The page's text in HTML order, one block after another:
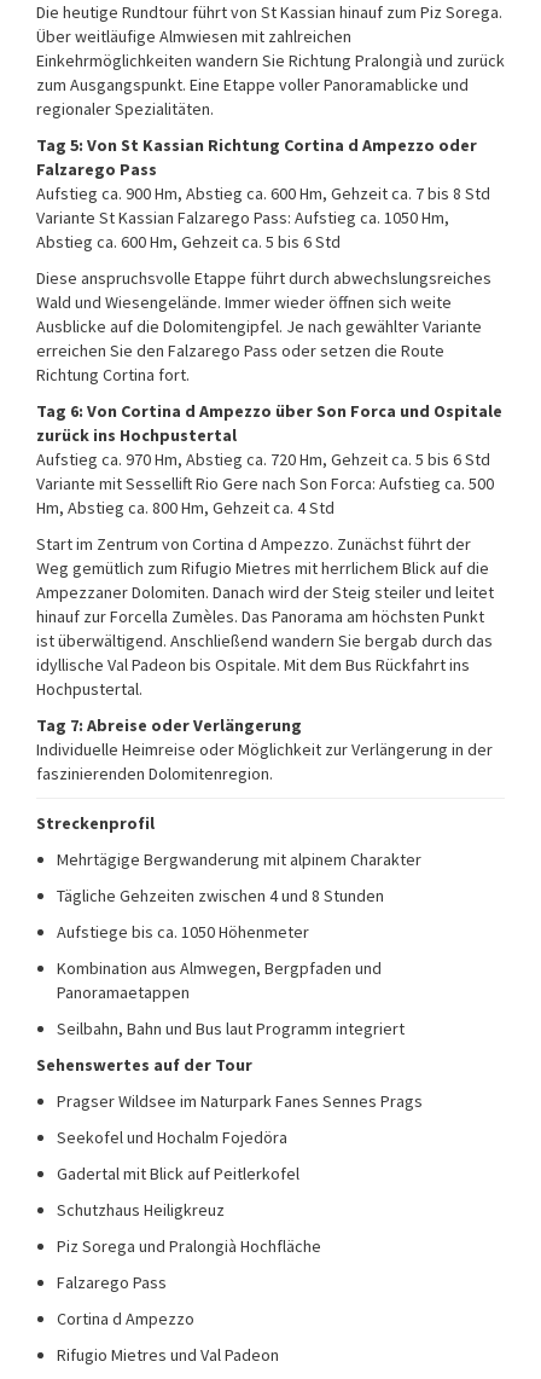
Die heutige Rundtour führt von St Kassian hinauf zum Piz Sorega.
Über weitläufige Almwiesen mit zahlreichen
Einkehrmöglichkeiten wandern Sie Richtung Pralongià und zurück
zum Ausgangspunkt. Eine Etappe voller Panoramablicke und
regionaler Spezialitäten.
Tag 5: Von St Kassian Richtung Cortina d Ampezzo oder
Falzarego Pass
Aufstieg ca. 900 Hm, Abstieg ca. 600 Hm, Gehzeit ca. 7 bis 8 Std
Variante St Kassian Falzarego Pass: Aufstieg ca. 1050 Hm,
Abstieg ca. 600 Hm, Gehzeit ca. 5 bis 6 Std
Diese anspruchsvolle Etappe führt durch abwechslungsreiches
Wald und Wiesengelände. Immer wieder öffnen sich weite
Ausblicke auf die Dolomitengipfel. Je nach gewählter Variante
erreichen Sie den Falzarego Pass oder setzen die Route
Richtung Cortina fort.
Tag 6: Von Cortina d Ampezzo über Son Forca und Ospitale
zurück ins Hochpustertal
Aufstieg ca. 970 Hm, Abstieg ca. 720 Hm, Gehzeit ca. 5 bis 6 Std
Variante mit Sessellift Rio Gere nach Son Forca: Aufstieg ca. 500
Hm, Abstieg ca. 800 Hm, Gehzeit ca. 4 Std
Start im Zentrum von Cortina d Ampezzo. Zunächst führt der
Weg gemütlich zum Rifugio Mietres mit herrlichem Blick auf die
Ampezzaner Dolomiten. Danach wird der Steig steiler und leitet
hinauf zur Forcella Zumèles. Das Panorama am höchsten Punkt
ist überwältigend. Anschließend wandern Sie bergab durch das
idyllische Val Padeon bis Ospitale. Mit dem Bus Rückfahrt ins
Hochpustertal.
Tag 7: Abreise oder Verlängerung
Individuelle Heimreise oder Möglichkeit zur Verlängerung in der
faszinierenden Dolomitenregion.
Streckenprofil
Mehrtägige Bergwanderung mit alpinem Charakter
Tägliche Gehzeiten zwischen 4 und 8 Stunden
Aufstiege bis ca. 1050 Höhenmeter
Kombination aus Almwegen, Bergpfaden und
Panoramaetappen
Seilbahn, Bahn und Bus laut Programm integriert
Sehenswertes auf der Tour
Pragser Wildsee im Naturpark Fanes Sennes Prags
Seekofel und Hochalm Fojedöra
Gadertal mit Blick auf Peitlerkofel
Schutzhaus Heiligkreuz
Piz Sorega und Pralongià Hochfläche
Falzarego Pass
Cortina d Ampezzo
Rifugio Mietres und Val Padeon